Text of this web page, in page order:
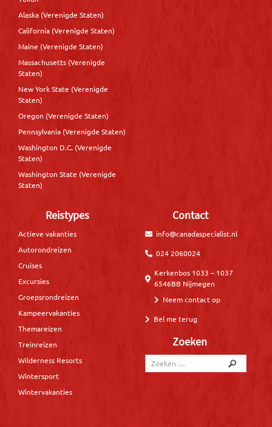
Alaska (Verenigde Staten)
California (Verenigde Staten)
Maine (Verenigde Staten)
Massachusetts (Verenigde
Staten)
New York State (Verenigde
Staten)
Oregon (Verenigde Staten)
Pennsylvania (Verenigde Staten)
Washington D.C. (Verenigde
Staten)
Washington State (Verenigde
Staten)
Reistypes
Actieve vakanties
Autorondreizen
Cruises
Excursies
Groepsrondreizen
Kampeervakanties
Themareizen
Treinreizen
Wilderness Resorts
Wintersport
Wintervakanties
Contact
info@canadaspecialist.nl
024 2060024
Kerkenbos 1033 – 1037
6546BB Nijmegen
Neem contact op
Bel me terug
Zoeken